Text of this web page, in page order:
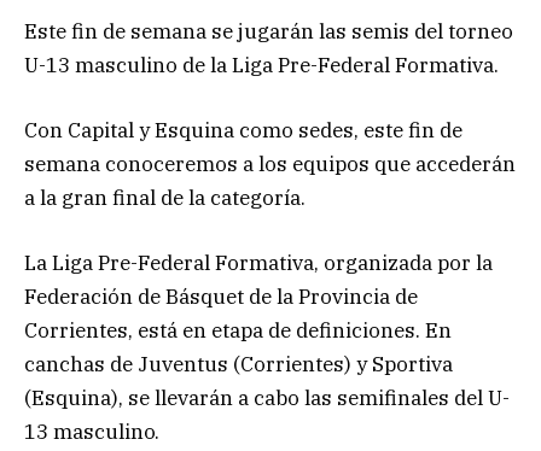
Este fin de semana se jugarán las semis del torneo
U-13 masculino de la Liga Pre-Federal Formativa.
Con Capital y Esquina como sedes, este fin de
semana conoceremos a los equipos que accederán
a la gran final de la categoría.
La Liga Pre-Federal Formativa, organizada por la
Federación de Básquet de la Provincia de
Corrientes, está en etapa de definiciones. En
canchas de Juventus (Corrientes) y Sportiva
(Esquina), se llevarán a cabo las semifinales del U-
13 masculino.